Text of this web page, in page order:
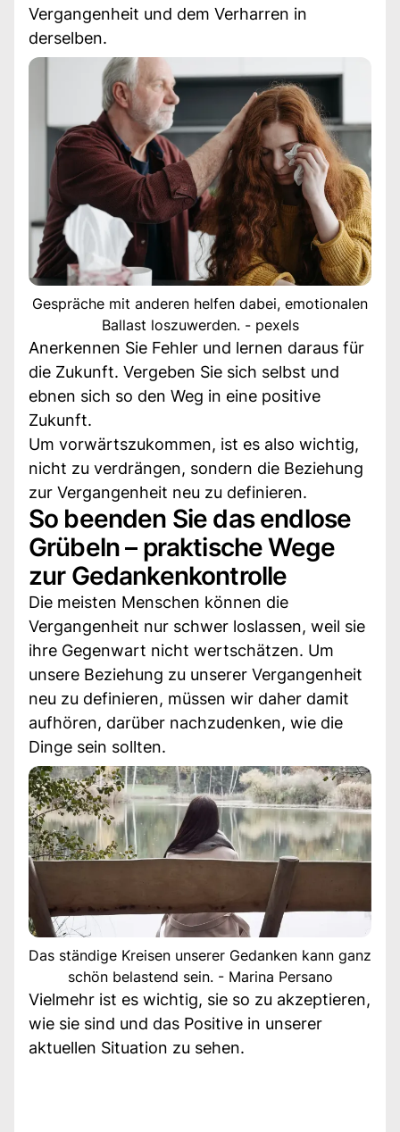
Vergangenheit und dem Verharren in
derselben.
Gespräche mit anderen helfen dabei, emotionalen
Ballast loszuwerden. - pexels
Anerkennen Sie Fehler und lernen daraus für
die Zukunft. Vergeben Sie sich selbst und
ebnen sich so den Weg in eine positive
Zukunft.
Um vorwärtszukommen, ist es also wichtig,
nicht zu verdrängen, sondern die Beziehung
zur Vergangenheit neu zu definieren.
So beenden Sie das endlose
Grübeln – praktische Wege
zur Gedankenkontrolle
Die meisten Menschen können die
Vergangenheit nur schwer loslassen, weil sie
ihre Gegenwart nicht wertschätzen. Um
unsere Beziehung zu unserer Vergangenheit
neu zu definieren, müssen wir daher damit
aufhören, darüber nachzudenken, wie die
Dinge sein sollten.
Das ständige Kreisen unserer Gedanken kann ganz
schön belastend sein. - Marina Persano
Vielmehr ist es wichtig, sie so zu akzeptieren,
wie sie sind und das Positive in unserer
aktuellen Situation zu sehen.